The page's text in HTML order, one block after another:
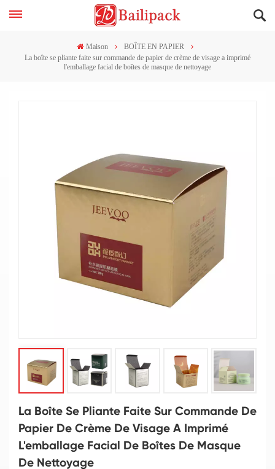
Maison
BOÎTE EN PAPIER
La boîte se pliante faite sur commande de papier de crème de visage a imprimé
l'emballage facial de boîtes de masque de nettoyage
La Boîte Se Pliante Faite Sur Commande De
Papier De Crème De Visage A Imprimé
L'emballage Facial De Boîtes De Masque
De Nettoyage